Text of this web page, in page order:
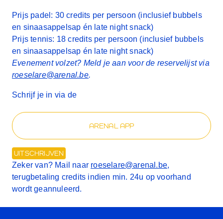
Prijs padel: 30 credits per persoon (inclusief bubbels
en sinaasappelsap én late night snack)
Prijs tennis: 18 credits per persoon (inclusief bubbels
en sinaasappelsap én late night snack)
Evenement volzet? Meld je aan voor de reservelijst via
roeselare@arenal.be.
Schrijf je in via de
ARENAL APP
UITSCHRIJVEN
Zeker van? Mail naar roeselare@arenal.be,
terugbetaling credits indien min. 24u op voorhand
wordt geannuleerd.